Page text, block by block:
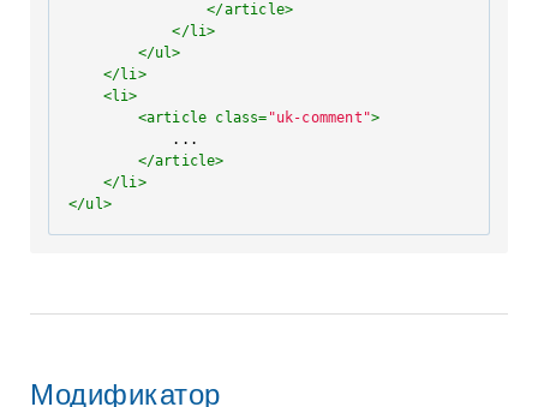
</article>
</li>
</ul>
</li>
<li>
<article class= "uk-comment">
            ...
</article>
</li>
</ul>
Модификатор